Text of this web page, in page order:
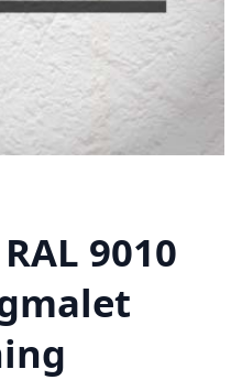
9010